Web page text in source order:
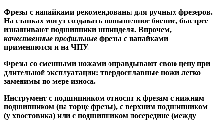
Фрезы с напайками рекомендованы для ручных фрезеров.
На станках могут создавать повышенное биение, быстрее
изнашивают подшипники шпинделя. Впрочем,
качественные профильные фрезы с напайками
применяются и на ЧПУ.
Фрезы со сменными ножами оправдывают свою цену при
длительной эксплуатации: твердосплавные ножи легко
заменимы по мере износа.
Инструмент с подшипником относят к фрезам с нижним
подшипником (на торце фрезы), с верхним подшипником
(у хвостовика) или с подшипником посередине (между